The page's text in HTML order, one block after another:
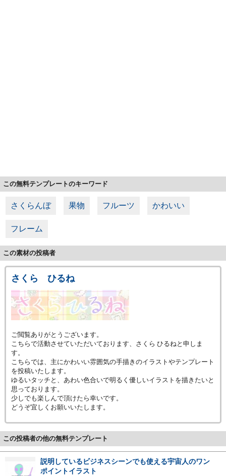
この無料テンプレートのキーワード
さくらんぼ 果物 フルーツ かわいい
フレーム
この素材の投稿者
さくら ひるね
ご閲覧ありがとうございます。
こちらで活動させていただいております、さくら ひるねと申しま
す。
こちらでは、主にかわいい雰囲気の手描きのイラストやテンプレート
を投稿いたします。
ゆるいタッチと、あわい色合いで明るく優しいイラストを描きたいと
思っております。
少しでも楽しんで頂けたら幸いです。
どうぞ宜しくお願いいたします。
この投稿者の他の無料テンプレート
説明しているビジネスシーンでも使える宇宙人のワン
ポイントイラスト